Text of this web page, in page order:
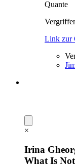
Quante
Link zur
×
Irina
What Is